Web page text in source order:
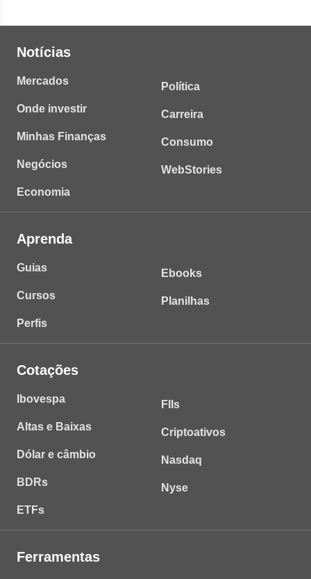
Notícias
Mercados
Onde investir
Minhas Finanças
Negócios
Economia
Política
Carreira
Consumo
WebStories
Aprenda
Guias
Cursos
Perfis
Ebooks
Planilhas
Cotações
Ibovespa
Altas e Baixas
Dólar e câmbio
BDRs
ETFs
FIIs
Criptoativos
Nasdaq
Nyse
Ferramentas